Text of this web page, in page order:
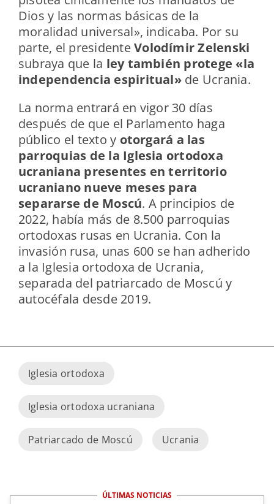
Dios y las normas básicas de la
moralidad universal», indicaba. Por su
parte, el presidenteVolodímir Zelenski
subraya que la ley también protege «la
independencia espiritual»de Ucrania.
La norma entrará en vigor 30 días
después de que el Parlamento haga
público el texto y otorgará a las
parroquias de la Iglesia ortodoxa
ucraniana presentes en territorio
ucraniano nueve meses para
separarse de Moscú. A principios de
2022, había más de 8.500 parroquias
ortodoxas rusas en Ucrania. Con la
invasión rusa, unas 600 se han adherido
a la Iglesia ortodoxa de Ucrania,
separada del patriarcado de Moscú y
autocéfala desde 2019.
Iglesia ortodoxa
Iglesia ortodoxa ucraniana
Patriarcado de Moscú Ucrania
ÚLTIMAS NOTICIAS